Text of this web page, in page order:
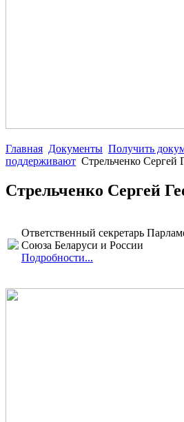
Главная Документы Получить
поддерживают Стрельченко Сергей
Стрельченко Сергей
Ответственный секретарь
Союза Беларуси и России
Подробности...